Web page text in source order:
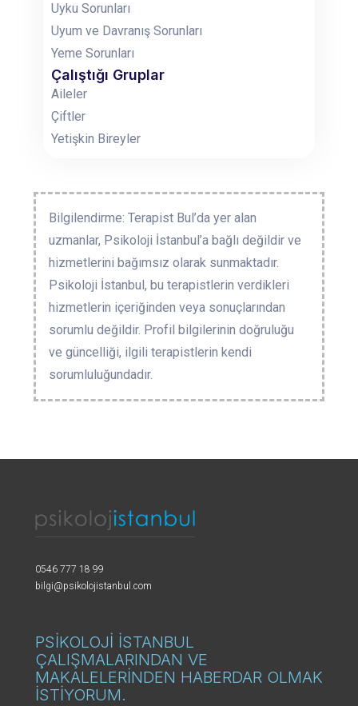
Uyku Sorunları
Uyum ve Davranış Sorunları
Yeme Sorunları
Çalıştığı Gruplar
Aileler
Çiftler
Yetişkin Bireyler
Bilgilendirme: Terapist Bul’da yer alan
uzmanlar, Psikoloji İstanbul’a bağlı değildir ve
hizmetlerini bağımsız olarak sunmaktadır.
Psikoloji İstanbul, bu terapistlerin verdikleri
hizmetlerin içeriğinden veya sonuçlarından
sorumlu değildir. Profil bilgilerinin doğruluğu
ve güncelliği, ilgili terapistlerin kendi
sorumluluğundadır.
0546 777 18 99
bilgi@psikolojistanbul.com
PSİKOLOJİ İSTANBUL
ÇALIŞMALARINDAN VE
MAKALELERİNDEN HABERDAR OLMAK
İSTİYORUM.